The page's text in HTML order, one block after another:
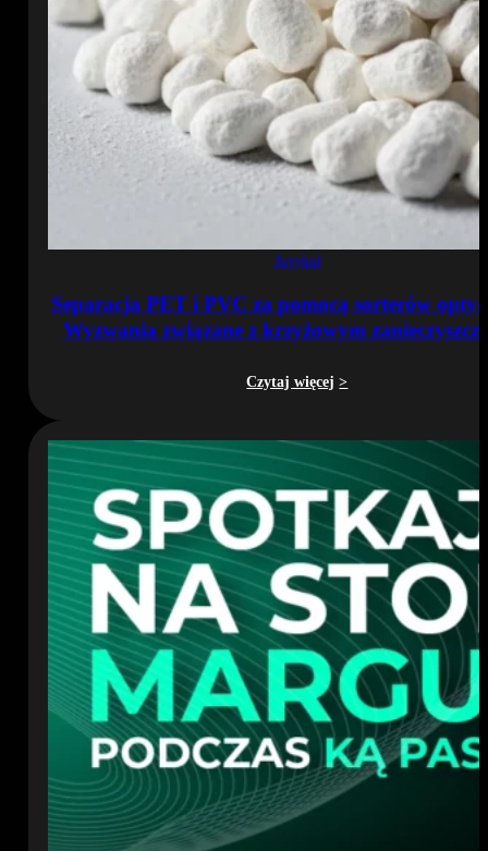
Artykuł
Separacja PET i PVC za pomocą sorterów
Wyzwania związane z krzyżowym
Czytaj więcej